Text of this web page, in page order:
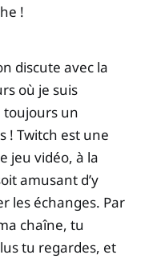
!
discute avec la
où je suis
toujours un
! Twitch est une
jeu vidéo, à la
amusant d’y
les échanges. Par
chaîne, tu
tu regardes, et